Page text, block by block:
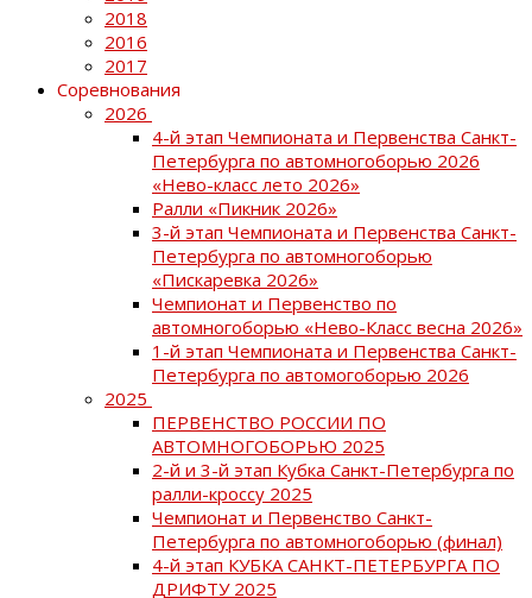
2018
2016
2017
Соревнования
2026
4-й этап Чемпионата и Первенства Санкт-
Петербурга по автомногоборью 2026
«Нево-класс лето 2026»
Ралли «Пикник 2026»
3-й этап Чемпионата и Первенства Санкт-
Петербурга по автомногоборью
«Пискаревка 2026»
Чемпионат и Первенство по
автомногоборью «Нево-Класс весна 2026»
1-й этап Чемпионата и Первенства Санкт-
Петербурга по автомогоборью 2026
2025
ПЕРВЕНСТВО РОССИИ ПО
АВТОМНОГОБОРЬЮ 2025
2-й и 3-й этап Кубка Санкт-Петербурга по
ралли-кроссу 2025
Чемпионат и Первенство Санкт-
Петербурга по автомногоборью (финал)
4-й этап КУБКА САНКТ-ПЕТЕРБУРГА ПО
ДРИФТУ 2025